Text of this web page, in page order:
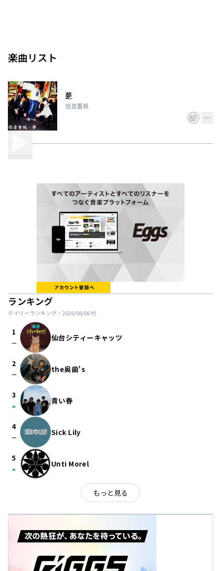
楽曲リスト
夢
低音重視
ランキング
デイリーランキング・ 2026/08/06付
1
check_indeterminate_small 仙台シティーキャッツ
2
check_indeterminate_small the奥歯's
3
arrow_drop_up 青い春
4
check_indeterminate_small Sick Lily
5
arrow_drop_up Unti Morel
もっと見る